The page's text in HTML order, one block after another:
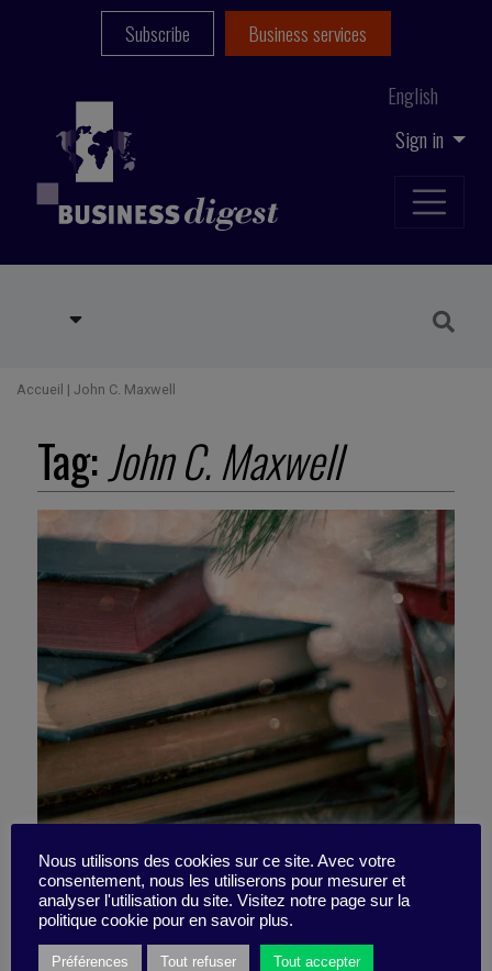
Sign in
English
Subscribe Business services
Accueil | John C. Maxwell
Tag:John C. Maxwell
8 books from 2022 you
can’t miss
Nous utilisons des cookies sur ce site. Avec votre
consentement, nous les utiliserons pour mesurer et
analyser l'utilisation du site. Visitez notre page sur la
politique cookie pour en savoir plus.
Préférences Tout refuser Tout accepter